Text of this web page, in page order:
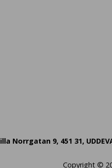
Norrgatan 9, 451 31,
Copyright ©